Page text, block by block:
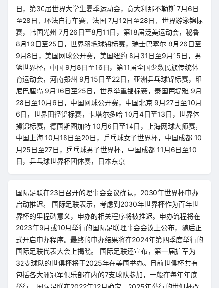
日，第30届世界大学生夏季运动会，意大利那不勒斯 7月6日
至28日，环法自行车赛，法国 7月12日至28日，世界游泳锦标
赛，韩国光州 7月26日至8月11日，第18届泛美运动会，秘鲁
8月19日至25日，世界羽毛球锦标赛，瑞士巴塞尔 8月26日至
9月8日，美国网球公开赛，美国纽约 8月31日至9月15日，男
篮世界杯，中国 9月8日至16日，第11届全国少数民族传统体
育运动会，河南郑州 9月15日至22日，亚洲乒乓球锦标赛，印
尼巴厘岛 9月16日至25日，世界举重锦标赛，泰国芭堤雅 9月
28日至10月6日，中国网球公开赛，中国北京 9月27日至10月
6日，世界田径锦标赛，卡塔尔多哈 10月4日至13日，世界体
操锦标赛，德国斯图加特 10月6日至14日，上海网球大师赛，
中国上海 10月18日至20日，乒乓球女子世界杯，中国成都 10
月25日至27日，乒乓球男子世界杯，中国成都 11月6日至10
日，乒乓球世界杯团体赛，日本东京
国际足联在23日召开的理事会会议确认，2030年世界杯申办
启动推迟。 国际足联表示，考虑到2030年世界杯作为百年世
界杯的里程碑意义，申办的相关程序将被推迟。申办流程将在
2023年9月或10月举行的国际足联理事会会议上公布，随后正
式开启申办程序。最终的申办结果将在2024年第四季度举行的
国际足联代表大会上揭晓。 国际足联还宣布，第一届扩军为
32支球队的世俱杯将于2025年在美国举办。目前世俱杯共有
包括各大洲冠军俱乐部在内的7支球队参加，一般在每年年底
举行。国际足联在2022年12月确定，2025年举行的世俱杯改